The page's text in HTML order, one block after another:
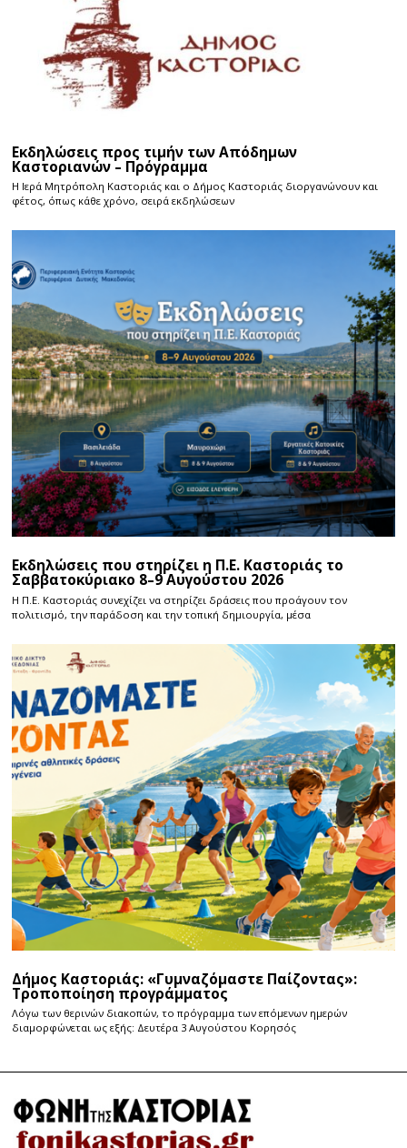
Εκδηλώσεις προς τιμήν των Απόδημων
Καστοριανών – Πρόγραμμα
Η Ιερά Μητρόπολη Καστοριάς και ο Δήμος Καστοριάς διοργανώνουν και
φέτος, όπως κάθε χρόνο, σειρά εκδηλώσεων
Εκδηλώσεις που στηρίζει η Π.Ε. Καστοριάς το
Σαββατοκύριακο 8–9 Αυγούστου 2026
Η Π.E. Καστοριάς συνεχίζει να στηρίζει δράσεις που προάγουν τον
πολιτισμό, την παράδοση και την τοπική δημιουργία, μέσα
Δήμος Καστοριάς: «Γυμναζόμαστε Παίζοντας»:
Τροποποίηση προγράμματος
Λόγω των θερινών διακοπών, το πρόγραμμα των επόμενων ημερών
διαμορφώνεται ως εξής: Δευτέρα 3 Αυγούστου Κορησός